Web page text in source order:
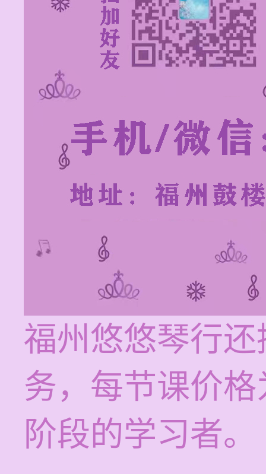
福州悠悠琴行
务，每节课价
阶段的学习者。